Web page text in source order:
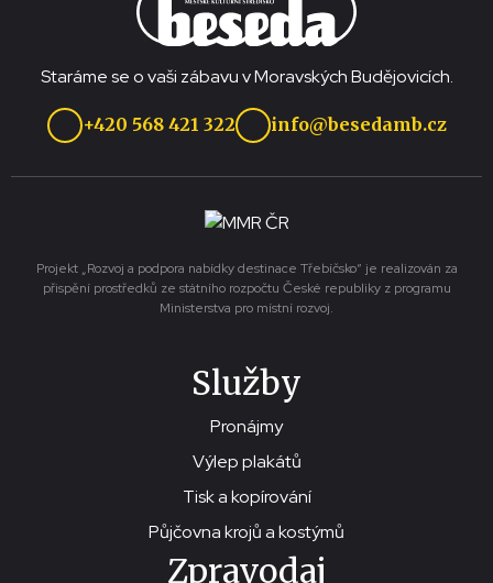
Staráme se o vaši zábavu v Moravských Budějovicích.
+420 568 421 322 info@besedamb.cz
Projekt „Rozvoj a podpora nabídky destinace Třebíčsko“ je realizován za
přispění prostředků ze státního rozpočtu České republiky z programu
Ministerstva pro místní rozvoj.
Služby
Pronájmy
Výlep plakátů
Tisk a kopírování
Půjčovna krojů a kostýmů
Zpravodaj